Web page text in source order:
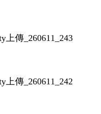
上傳_260611_243
上傳_260611_242